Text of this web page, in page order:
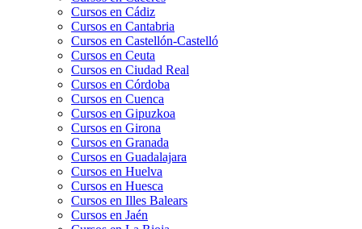
Cursos en Cádiz
Cursos en Cantabria
Cursos en Castellón-Castelló
Cursos en Ceuta
Cursos en Ciudad Real
Cursos en Córdoba
Cursos en Cuenca
Cursos en Gipuzkoa
Cursos en Girona
Cursos en Granada
Cursos en Guadalajara
Cursos en Huelva
Cursos en Huesca
Cursos en Illes Balears
Cursos en Jaén